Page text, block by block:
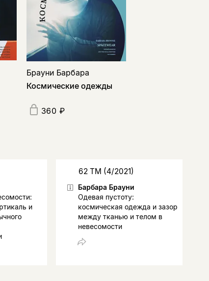
Брауни Барбара
Космические одежды
360 ₽
и
62 ТМ (4/2021)
Барбара Брауни
Одевая пустоту:
космическая одежда и зазор
между тканью и телом в
невесомости